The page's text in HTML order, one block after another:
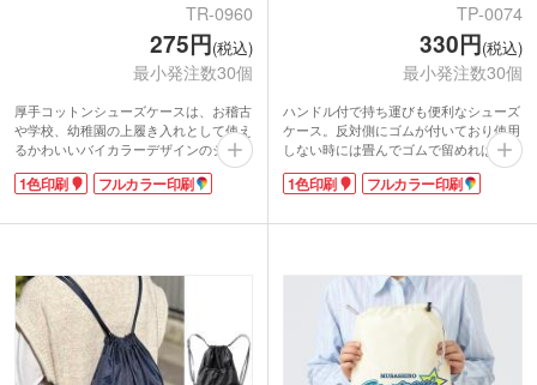
TR-0960
275円(税込)
最小発注数30個
厚手コットンシューズケースは、お稽古
や学校、幼稚園の上履き入れとして使え
るかわいいバイカラーデザインのシュー
ズバッグ。1色やフルカラーでの名入れ
印刷ができます。
タイプ。2枚の布を縫い合わせてあるの
ので、長く使えます。学校や幼稚園、習
い事の教室などで、オリジナルのシュー
ズバッグを作ってみてはいかがでしょう
か。
1色印刷 フルカラー印刷
TP-0074
330円(税込)
最小発注数30個
ハンドル付で持ち運びも便利なシューズ
ケース。反対側にゴムが付いており使用
しない時には畳んでゴムで留めればコン
パクトサイズになります。内側はPVCコ
ーティングが施され、簡単な汚れはサッ
ケース本体に1色名入れが可能。スポー
1色印刷 フルカラー印刷